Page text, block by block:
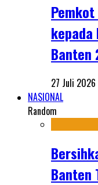
kepada
Banten
27 Juli 2026
NASIONAL
Random
Banten